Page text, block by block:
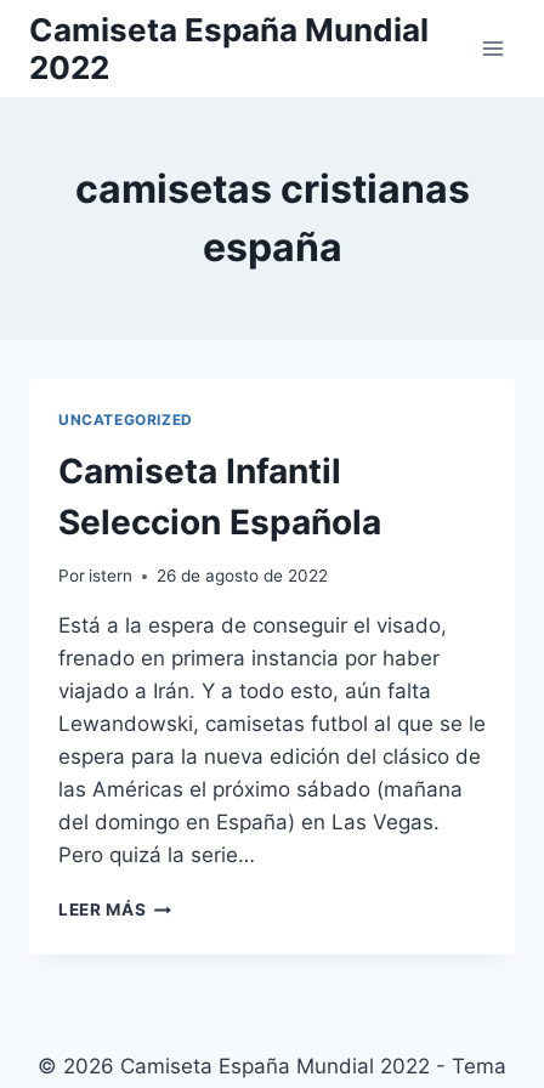
Saltar
contenido
Camiseta España Mundial
2022
camisetas cristianas
españa
UNCATEGORIZED
Camiseta Infantil
Seleccion Española
Por istern 26 de agosto de 2022
Está a la espera de conseguir el visado,
frenado en primera instancia por haber
viajado a Irán. Y a todo esto, aún falta
Lewandowski, camisetas futbol al que se le
espera para la nueva edición del clásico de
las Américas el próximo sábado (mañana
del domingo en España) en Las Vegas.
Pero quizá la serie…
LEER MÁS CAMISETA
© 2026 Camiseta España Mundial 2022 - Tema